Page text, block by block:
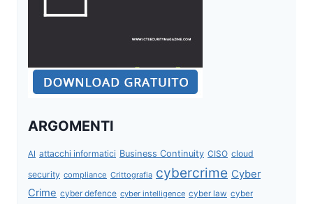
ARGOMENTI
AI attacchi informatici Business Continuity CISO cloud
security compliance Crittografia cybercrime Cyber
Crime cyber defence cyber intelligence cyber law cyber